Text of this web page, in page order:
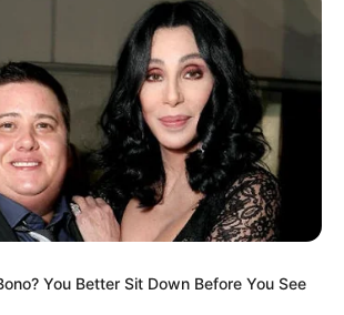
You Better Sit Down Before You See